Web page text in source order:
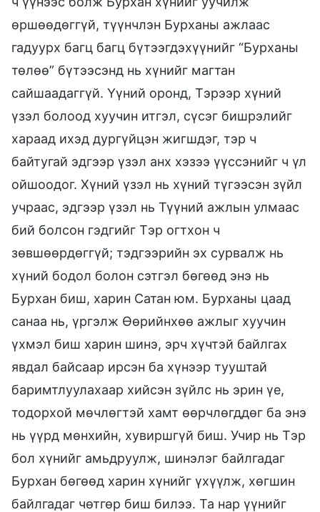
өршөөдөггүй, түүнчлэн Бурханы ажлаас
гадуурх багц багц бүтээгдэхүүнийг “Бурханы
төлөө” бүтээсэнд нь хүнийг магтан
сайшаадаггүй. Үүний оронд, Тэрээр хүний
үзэл болоод хуучин итгэл, сүсэг бишрэлийг
хараад ихэд дургүйцэн жигшдэг, тэр ч
байтугай эдгээр үзэл анх хэзээ үүссэнийг ч үл
ойшоодог. Хүний үзэл нь хүний түгээсэн зүйл
учраас, эдгээр үзэл нь Түүний ажлын улмаас
бий болсон гэдгийг Тэр огтхон ч
зөвшөөрдөггүй; тэдгээрийн эх сурвалж нь
хүний бодол болон сэтгэл бөгөөд энэ нь
Бурхан биш, харин Сатан юм. Бурханы цаад
санаа нь, үргэлж Өөрийнхөө ажлыг хуучин
үхмэл биш харин шинэ, эрч хүчтэй байлгах
явдал байсаар ирсэн ба хүнээр тууштай
баримтлуулахаар хийсэн зүйлс нь эрин үе,
тодорхой мөчлөгтэй хамт өөрчлөгддөг ба энэ
нь үүрд мөнхийн, хувиршгүй биш. Учир нь Тэр
бол хүнийг амьдруулж, шинэлэг байлгадаг
Бурхан бөгөөд харин хүнийг үхүүлж, хөгшин
байлгадаг чөтгөр биш билээ. Та нар үүнийг